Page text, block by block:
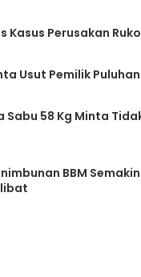
Kasus Perusakan
Usut Pemilik
Sabu 58 Kg Minta
BBM